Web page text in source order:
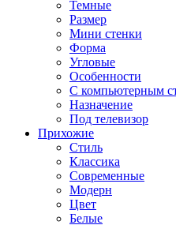
Темные
Размер
Мини стенки
Форма
Угловые
Особенности
С компьютерным
Назначение
Под телевизор
Прихожие
Стиль
Классика
Современные
Модерн
Цвет
Белые